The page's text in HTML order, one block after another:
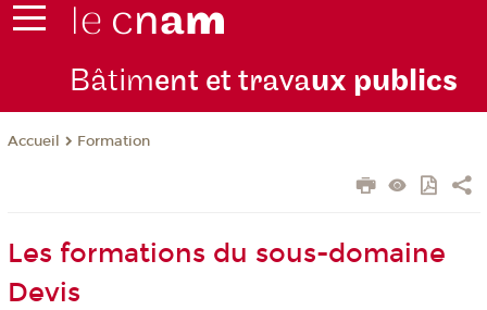
Bâtiment et travaux publics
Accueil Formation
Les formations du sous-domaine
Devis